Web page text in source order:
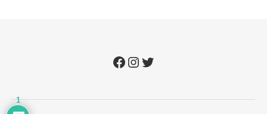
Facebook
Instagram
Twitter
1